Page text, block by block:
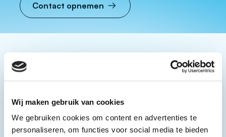
Wij maken gebruik van cookies
We gebruiken cookies om content en advertenties te
personaliseren, om functies voor social media te bieden
Contact opnemen